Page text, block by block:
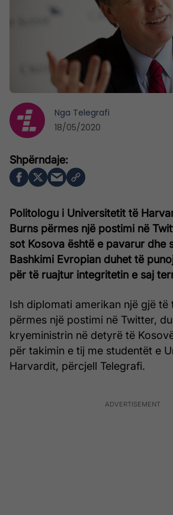
Politologu i Universitetit të
Burns përmes një postimi në
sot Kosova është e pavarur dhe
Bashkimi Evropian duhet të
për të ruajtur integritetin e saj
Ish diplomati amerikan një gjë të
përmes një postimi në Twitter,
kryeministrin në detyrë të
për takimin e tij me studentët e
Harvardit, përcjell Telegrafi.
Nga Telegrafi
18/05/2020